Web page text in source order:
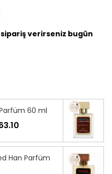
sipariş verirseniz bugün
60 ml
Han Parfüm